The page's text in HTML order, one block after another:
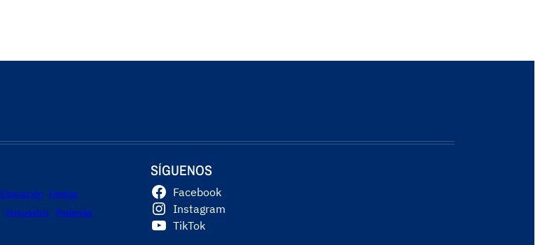
Educación Fiestas
Impuestos Pedanías
SÍGUENOS
Facebook
Instagram
TikTok